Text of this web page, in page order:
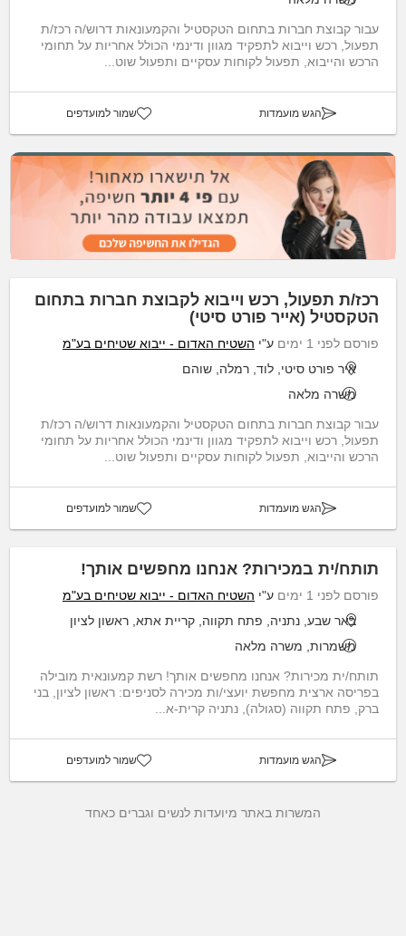
עבור קבוצת חברות בתחום הטקסטיל והקמעונאות דרוש/ה רכז/ת
תפעול, רכש וייבוא לתפקיד מגוון ודינמי הכולל אחריות על תחומי
הרכש והייבוא, תפעול לקוחות עסקיים ותפעול שוט...
הגש מועמדות שמור למועדפים
רכז/ת תפעול, רכש וייבוא לקבוצת חברות בתחום
הטקסטיל (אייר פורט סיטי)
פורסם לפני 1 ימים ע"י השטיח האדום - ייבוא שטיחים בע"מ
איר פורט סיטי, לוד, רמלה, שוהם
משרה מלאה
עבור קבוצת חברות בתחום הטקסטיל והקמעונאות דרוש/ה רכז/ת
תפעול, רכש וייבוא לתפקיד מגוון ודינמי הכולל אחריות על תחומי
הרכש והייבוא, תפעול לקוחות עסקיים ותפעול שוט...
הגש מועמדות שמור למועדפים
תותח/ית במכירות? אנחנו מחפשים אותך!
פורסם לפני 1 ימים ע"י השטיח האדום - ייבוא שטיחים בע"מ
באר שבע, נתניה, פתח תקווה, קריית אתא, ראשון לציון
משמרות, משרה מלאה
תותח/ית מכירות? אנחנו מחפשים אותך! רשת קמעונאית מובילה
בפריסה ארצית מחפשת יועצי/ות מכירה לסניפים: ראשון לציון, בני
ברק, פתח תקווה (סגולה), נתניה קרית-א...
הגש מועמדות שמור למועדפים
המשרות באתר מיועדות לנשים וגברים כאחד